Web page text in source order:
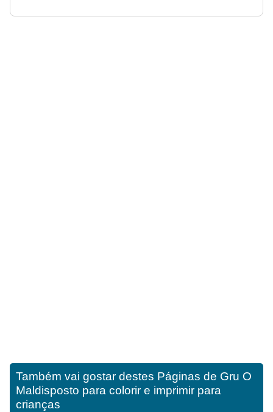
Também vai gostar destes Páginas de Gru O
Maldisposto para colorir e imprimir para
crianças